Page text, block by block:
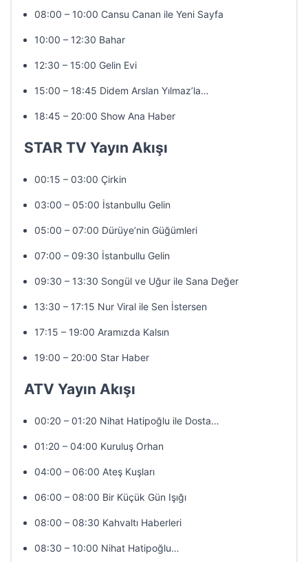
08:00 – 10:00 Cansu Canan ile Yeni Sayfa
10:00 – 12:30 Bahar
12:30 – 15:00 Gelin Evi
15:00 – 18:45 Didem Arslan Yılmaz’la…
18:45 – 20:00 Show Ana Haber
STAR TV Yayın Akışı
00:15 – 03:00 Çirkin
03:00 – 05:00 İstanbullu Gelin
05:00 – 07:00 Dürüye’nin Güğümleri
07:00 – 09:30 İstanbullu Gelin
09:30 – 13:30 Songül ve Uğur ile Sana Değer
13:30 – 17:15 Nur Viral ile Sen İstersen
17:15 – 19:00 Aramızda Kalsın
19:00 – 20:00 Star Haber
ATV Yayın Akışı
00:20 – 01:20 Nihat Hatipoğlu ile Dosta…
01:20 – 04:00 Kuruluş Orhan
04:00 – 06:00 Ateş Kuşları
06:00 – 08:00 Bir Küçük Gün Işığı
08:00 – 08:30 Kahvaltı Haberleri
08:30 – 10:00 Nihat Hatipoğlu…